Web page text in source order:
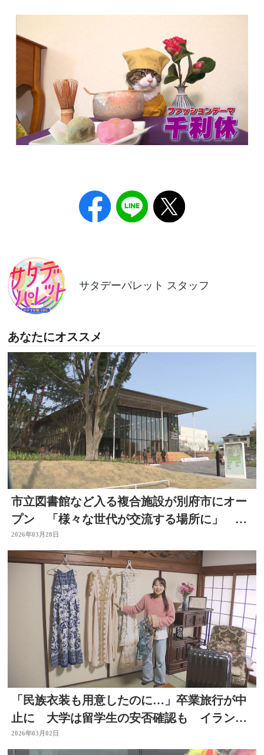
サタデーパレット スタッフ
あなたにオススメ
市立図書館など入る複合施設が別府市にオー
プン 「様々な世代が交流する場所に」 大
分
2026年03月28日
「民族衣装も用意したのに…」卒業旅行が中
止に 大学は留学生の安否確認も イラン攻
撃の影響広がる 大分
2026年03月02日